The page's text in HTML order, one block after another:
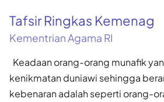
Tafsir Ringkas Kemenag
Kementrian Agama RI
Keadaan orang-orang munafik
kenikmatan duniawi sehingga
kebenaran adalah seperti orang-